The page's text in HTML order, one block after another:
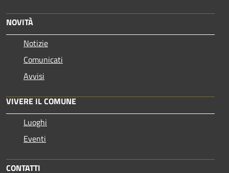
NOVITÀ
Notizie
Comunicati
Avvisi
VIVERE IL COMUNE
Luoghi
Eventi
CONTATTI